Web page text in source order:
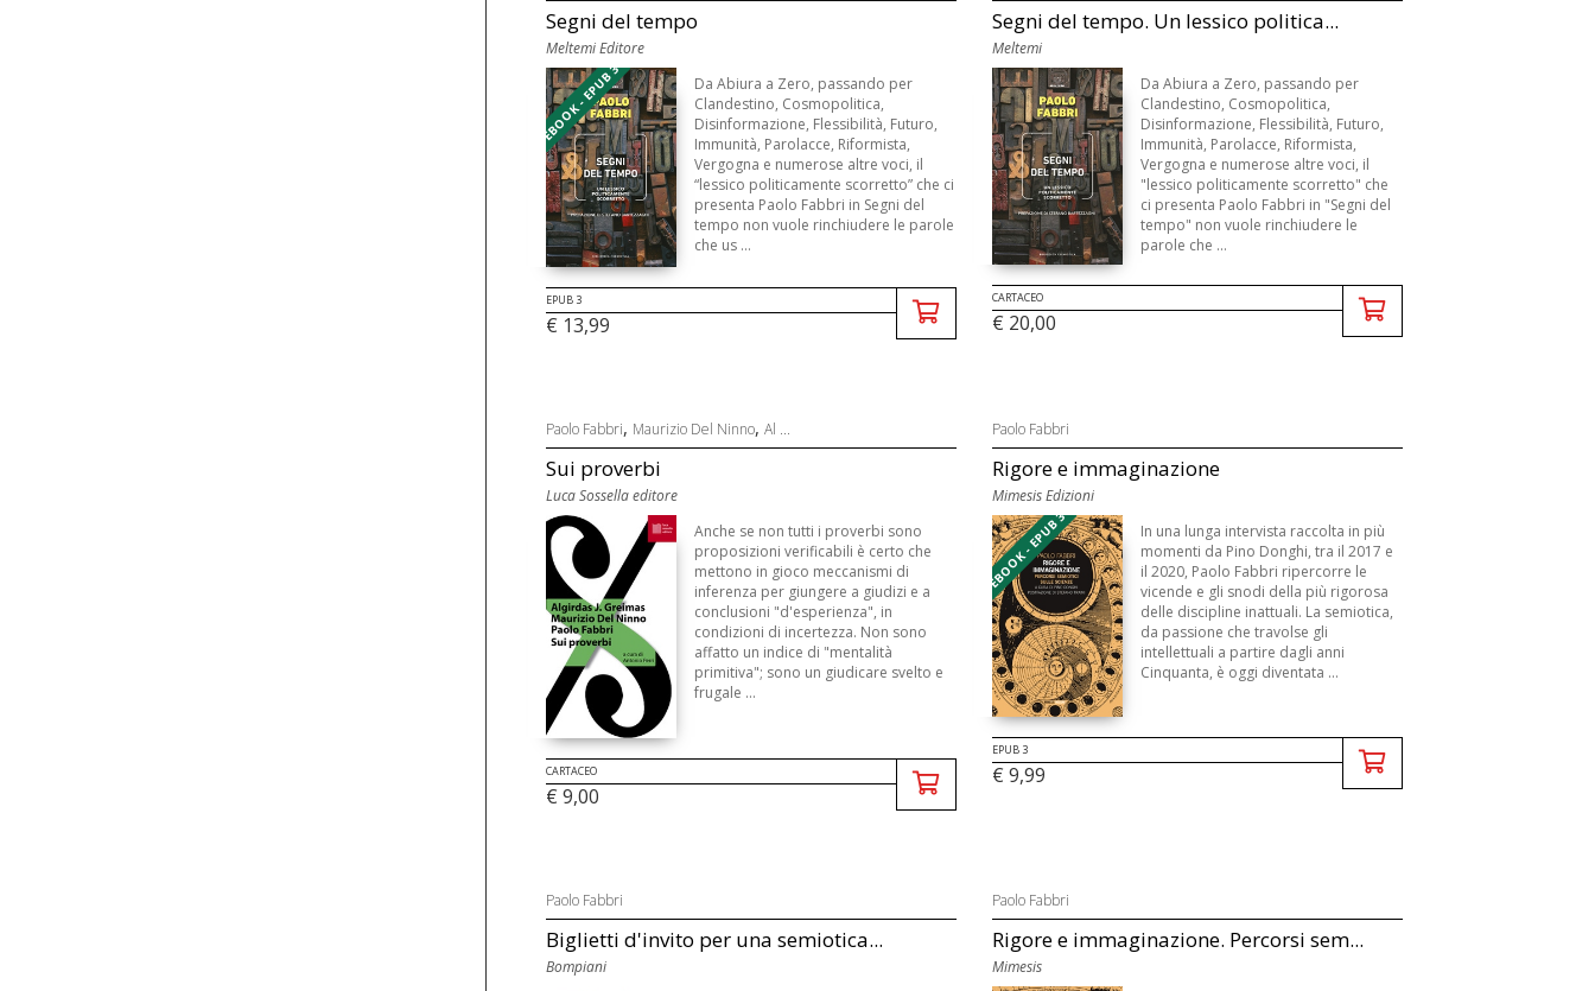
Segni del tempo
Meltemi Editore
EBOOK - EPUB 3
Da Abiura a Zero, passando per
Clandestino, Cosmopolitica,
Disinformazione, Flessibilità, Futuro,
Immunità, Parolacce, Riformista,
Vergogna e numerose altre voci, il
“lessico politicamente scorretto” che ci
presenta Paolo Fabbri in Segni del
tempo non vuole rinchiudere le parole
che us ...
EPUB 3
€ 13,99
Segni del tempo. Un lessico politica...
Meltemi
Da Abiura a Zero, passando per
Clandestino, Cosmopolitica,
Disinformazione, Flessibilità, Futuro,
Immunità, Parolacce, Riformista,
Vergogna e numerose altre voci, il
"lessico politicamente scorretto" che
ci presenta Paolo Fabbri in "Segni del
tempo" non vuole rinchiudere le
parole che ...
CARTACEO
€ 20,00
Paolo Fabbri, Maurizio Del Ninno, Al ...
Sui proverbi
Luca Sossella editore
Anche se non tutti i proverbi sono
proposizioni verificabili è certo che
mettono in gioco meccanismi di
inferenza per giungere a giudizi e a
conclusioni "d'esperienza", in
condizioni di incertezza. Non sono
affatto un indice di "mentalità
primitiva"; sono un giudicare svelto e
frugale ...
CARTACEO
€ 9,00
Paolo Fabbri
Rigore e immaginazione
Mimesis Edizioni
EBOOK - EPUB 3
In una lunga intervista raccolta in più
momenti da Pino Donghi, tra il 2017 e
il 2020, Paolo Fabbri ripercorre le
vicende e gli snodi della più rigorosa
delle discipline inattuali. La semiotica,
da passione che travolse gli
intellettuali a partire dagli anni
Cinquanta, è oggi diventata ...
EPUB 3
€ 9,99
Paolo Fabbri
Biglietti d'invito per una semiotica...
Bompiani
Paolo Fabbri
Rigore e immaginazione. Percorsi sem...
Mimesis